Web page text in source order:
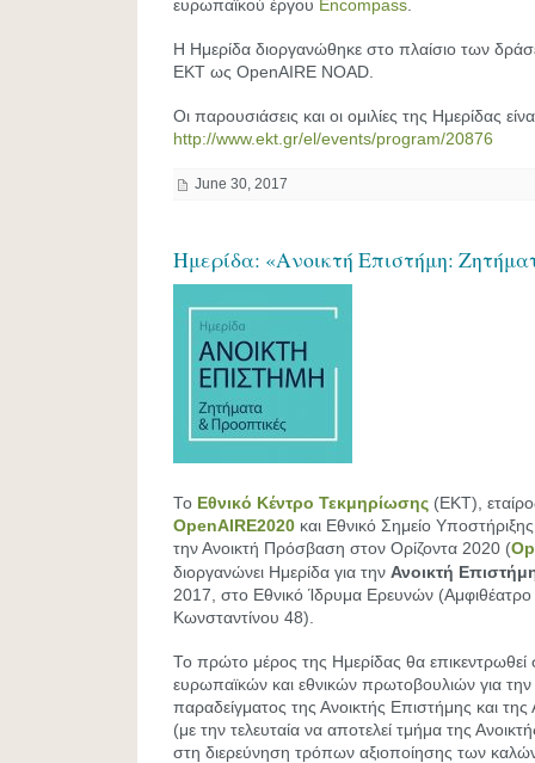
ευρωπαϊκού έργου Encompass
Η Ημερίδα διοργανώθηκε στο πλαίσιο των
ΕΚΤ ως OpenAIRE NOAD.
Οι παρουσιάσεις και οι ομιλίες της Ημερίδας
http://www.ekt.gr/el/events/program/20876
June 30, 2017
Ημερίδα: «Ανοικτή Επιστήμη:
Το Εθνικό Κέντρο Τεκμηρίωσης (ΕΚΤ),
OpenAIRE2020 και Εθνικό Σημείο
την Ανοικτή Πρόσβαση στον Ορίζοντα 2020 (
διοργανώνει Ημερίδα για την Ανοικτή
2017, στο Εθνικό Ίδρυμα Ερευνών
Κωνσταντίνου 48).
Το πρώτο μέρος της Ημερίδας θα
ευρωπαϊκών και εθνικών πρωτοβουλιών για
παραδείγματος της Ανοικτής Επιστήμης και
(με την τελευταία να αποτελεί τμήμα της
στη διερεύνηση τρόπων αξιοποίησης των